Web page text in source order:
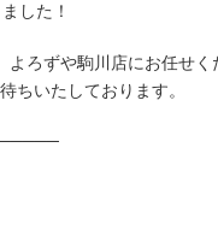
した！
ろずや駒川店にお任せく
ちいたしております。